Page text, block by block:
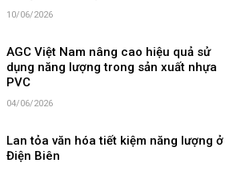
10/06/2026
AGC Việt Nam nâng cao hiệu quả sử
dụng năng lượng trong sản xuất nhựa
PVC
04/06/2026
Lan tỏa văn hóa tiết kiệm năng lượng ở
Điện Biên